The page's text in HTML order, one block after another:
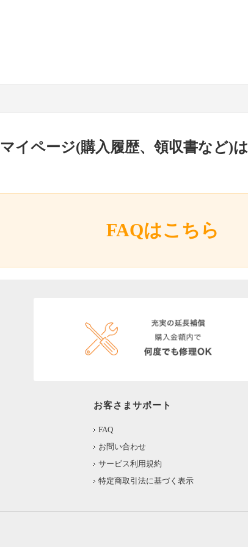
マイページ(購入履歴、領収書など)は
FAQはこちら
お客さまサポート
FAQ
お問い合わせ
サービス利用規約
特定商取引法に基づく表示